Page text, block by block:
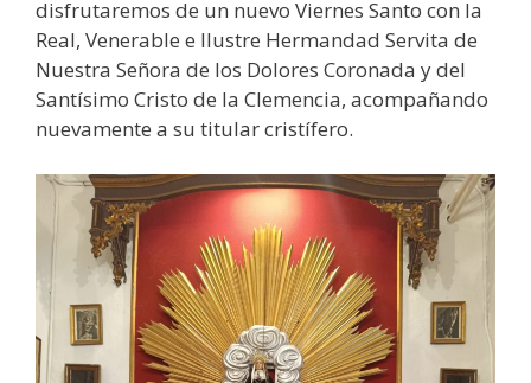
disfrutaremos de un nuevo Viernes Santo con la
Real, Venerable e Ilustre Hermandad Servita de
Nuestra Señora de los Dolores Coronada y del
Santísimo Cristo de la Clemencia, acompañando
nuevamente a su titular cristífero.